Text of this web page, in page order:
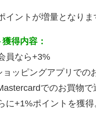
イントが増量となりま
得内容：
員なら+3%
ョッピングアプリでの
でのお買物で
に+1%ポイントを獲得